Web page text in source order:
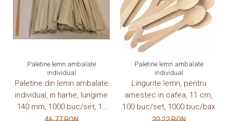
Paletine lemn ambalate
individual
Paletine din lemn ambalate
individual, in hartie, lungime
140 mm, 1000 buc/set, 10
set/bax
Paletine lemn ambalate
individual
Lingurite lemn, pentru
amestec in cafea, 11 cm,
100 buc/set, 1000 buc/bax